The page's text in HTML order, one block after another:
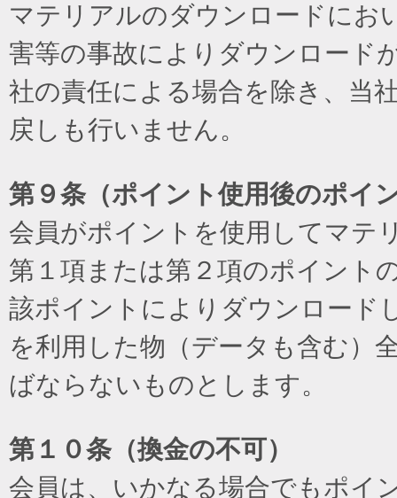
マテリアルのダウンロードにお
害等の事故によりダウンロード
社の責任による場合を除き、当
戻しも行いません。
第９条（ポイント使用後のポイ
会員がポイントを使用してマテ
第１項または第２項のポイント
該ポイントによりダウンロード
を利用した物（データも含む）
ばならないものとします。
第１０条（換金の不可）
会員は、いかなる場合でもポイ